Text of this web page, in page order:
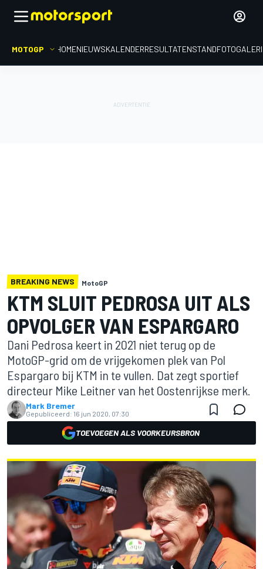
MOTOGP HOMENIEUWSKALENDERRESULTATENSTAND
BREAKING NEWS MotoGP
KTM SLUIT PEDROSA UIT ALS
OPVOLGER VAN ESPARGARO
Dani Pedrosa keert in 2021 niet terug op de
MotoGP-grid om de vrijgekomen plek van Pol
Espargaro bij KTM in te vullen. Dat zegt sportief
directeur Mike Leitner van het Oostenrijkse merk.
Mark Bremer
Gepubliceerd: 16 jun 2020, 07:30
TOEVOEGEN ALS VOORKEURSBRON